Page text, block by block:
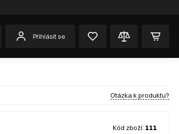
Přihlásit se
Otázka k produktu?
Kód zboží: 111